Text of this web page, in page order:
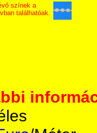
színek a
találhatóak.